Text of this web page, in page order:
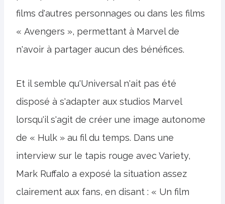
films d'autres personnages ou dans les films
« Avengers », permettant à Marvel de
n'avoir à partager aucun des bénéfices.
Et il semble qu'Universal n'ait pas été
disposé à s'adapter aux studios Marvel
lorsqu'il s'agit de créer une image autonome
de « Hulk » au fil du temps. Dans une
interview sur le tapis rouge avec Variety,
Mark Ruffalo a exposé la situation assez
clairement aux fans, en disant : « Un film